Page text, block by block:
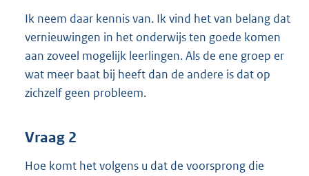
Ik neem daar kennis van. Ik vind het van belang dat
vernieuwingen in het onderwijs ten goede komen
aan zoveel mogelijk leerlingen. Als de ene groep er
wat meer baat bij heeft dan de andere is dat op
zichzelf geen probleem.
Vraag 2
Hoe komt het volgens u dat de voorsprong die